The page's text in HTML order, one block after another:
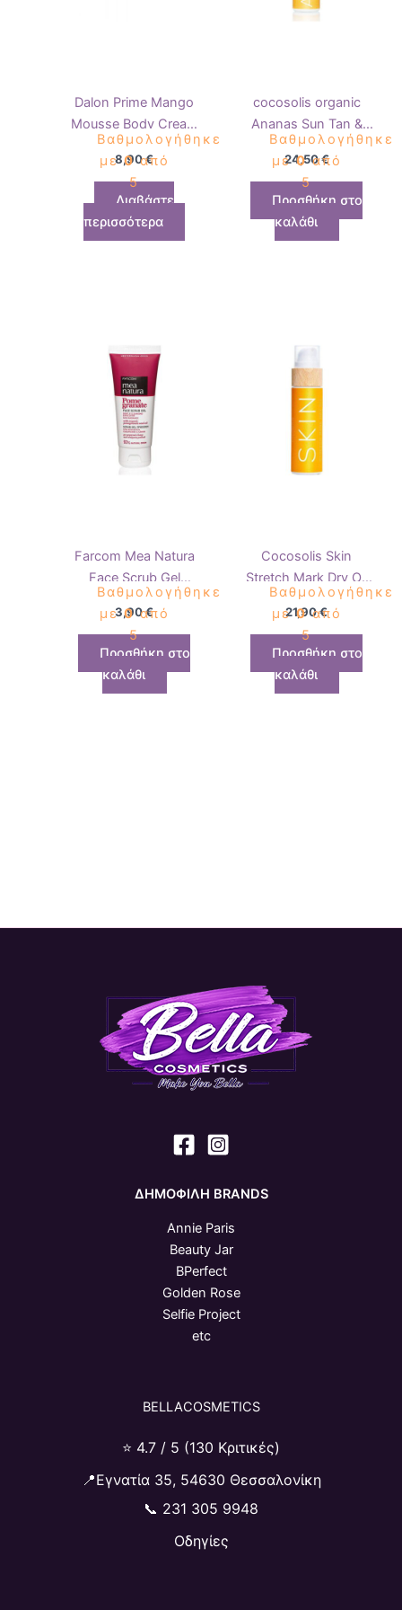
Dalon Prime Mango
Mousse Body Cream
500ml
Βαθμολογήθηκε
με0από
5
8,90€
Διαβάστε
περισσότερα
cocosolis organic
Ananas Sun Tan &
Body Oil 110ml
Βαθμολογήθηκε
με0από
5
24,50€
Προσθήκη στο
καλάθι
Farcom Mea Natura
Face Scrub Gel
Pomegranate 100ml
Βαθμολογήθηκε
με0από
5
3,90€
Προσθήκη στο
καλάθι
Cocosolis Skin
Stretch Mark Dry Oil
110ml
Βαθμολογήθηκε
με0από
5
21,90€
Προσθήκη στο
καλάθι
ΔΗΜΟΦΙΛΗ BRANDS
Annie Paris
Beauty Jar
BPerfect
Golden Rose
Selfie Project
etc
BELLACOSMETICS
⭐ 4.7 / 5 (130 Κριτικές)
📍Εγνατία 35, 54630 Θεσσαλονίκη
📞 231 305 9948
Οδηγίες